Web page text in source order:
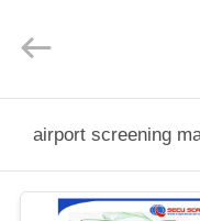
PRODOTTI
EQUIPMENT
Rights
airport screening